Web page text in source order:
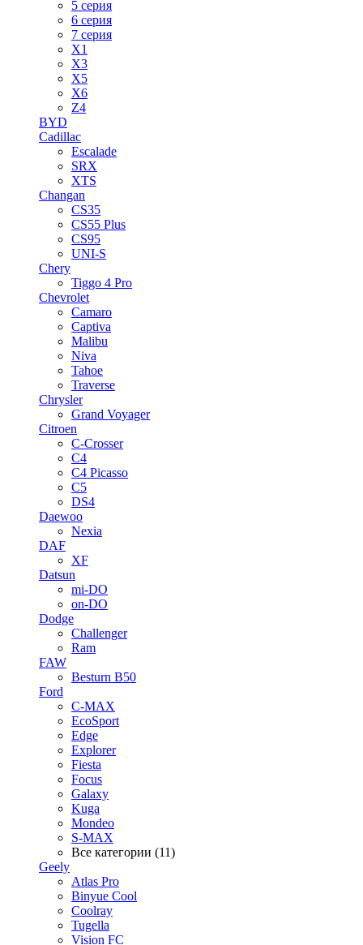
5 серия
6 серия
7 серия
X1
X3
X5
X6
Z4
BYD
Cadillac
Escalade
SRX
XTS
Changan
CS35
CS55 Plus
CS95
UNI-S
Chery
Tiggo 4 Pro
Chevrolet
Camaro
Captiva
Malibu
Niva
Tahoe
Traverse
Chrysler
Grand Voyager
Citroen
C-Crosser
C4
C4 Picasso
C5
DS4
Daewoo
Nexia
DAF
XF
Datsun
mi-DO
on-DO
Dodge
Challenger
Ram
FAW
Besturn B50
Ford
C-MAX
EcoSport
Edge
Explorer
Fiesta
Focus
Galaxy
Kuga
Mondeo
S-MAX
Все категории (11)
Geely
Atlas Pro
Binyue Cool
Coolray
Tugella
Vision FC